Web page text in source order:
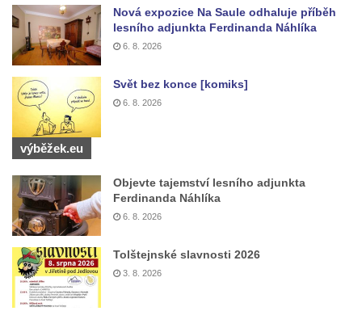
Socha Tornádo v parku na Senovážném
náměstí v Českých Budějovicích
Sousoší Humanoidi na Lannově třídě v
Pomník Vojtěcha Adalberta Lanny v parku
Na Sadech v Českých Budějovicích
Pomník Přemysla Otakara II. v parku Na
Socha Mateřství v parku Na Sadech v
Českých Budějovicích
Památník Otokara Mokrého v parku Na
Sadech v Českých Budějovicích
Poslední dochovaný tramvajový sloup na
Pražské třídě v Českých Budějovicích
Nová expozice Na Saule odhaluje příběh
lesního adjunkta Ferdinanda Náhlíka
6. 8. 2026
Svět bez konce [komiks]
6. 8. 2026
výběžek.eu
Objevte tajemství lesního adjunkta
Ferdinanda Náhlíka
6. 8. 2026
Tolštejnské slavnosti 2026
3. 8. 2026